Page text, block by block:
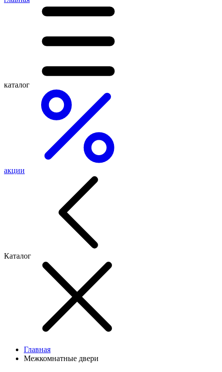
каталог
акции
Каталог
Главная
Межкомнатные двери